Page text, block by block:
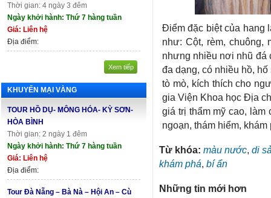
Thời gian: 4 ngày 3 đêm
Ngày khởi hành: Thứ 7 hàng tuần
Giá: Liên hệ
Địa điểm:
Xem tiếp
KHUYẾN MẠI VÀNG
TOUR HỒ DỤ- MÔNG HÓA- KỲ SƠN-
HÒA BÌNH
Thời gian: 2 ngày 1 đêm
Ngày khởi hành: Thứ 7 hàng tuần
Giá: Liên hệ
Địa điểm:
Tour Đà Nẵng – Bà Nà – Hội An – Cù
Điểm đặc biệt của hang
như: Cột, rèm, chuông,
nhưng nhiều nơi nhũ đá
đa dạng, có nhiều hồ,
tò mò, kích thích cho
gia Viện Khoa học Địa
giá trị thẩm mỹ cao,
ngoạn, thám hiểm,
Từ khóa: màu nước, di
khám phá, bí ẩn
Những tin mới hơn